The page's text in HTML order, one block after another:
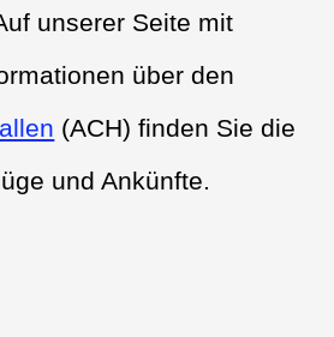
unserer Seite mit
über den
(ACH) finden Sie die
und Ankünfte.